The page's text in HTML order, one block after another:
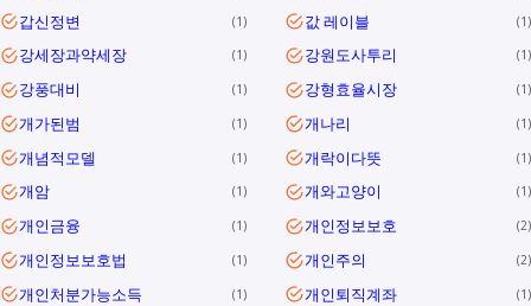
갑신정변 1 값 레이블 1
강세장과약세장 1 강원도사투리 1
강풍대비 1 강형효율시장 1
개가된범 1 개나리 1
개념적모델 1 개락이다뜻 1
개암 1 개와고양이 1
개인금융 1 개인정보보호 2
개인정보보호법 1 개인주의 2
개인처분가능소득 1 개인퇴직계좌 1